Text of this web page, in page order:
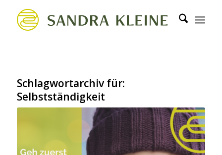
Schlagwortarchiv für:
Selbstständigkeit